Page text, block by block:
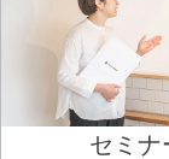
セミナ